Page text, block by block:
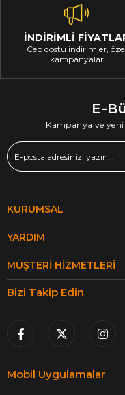
İNDİRİMLİ
Cep dostu indirimler, özel
kampanyalar
E-
Kampanya ve
KURUMSAL
YARDIM
MÜŞTERI HIZMETLERI
Bizi Takip Edin
Mobil Uygulamalar